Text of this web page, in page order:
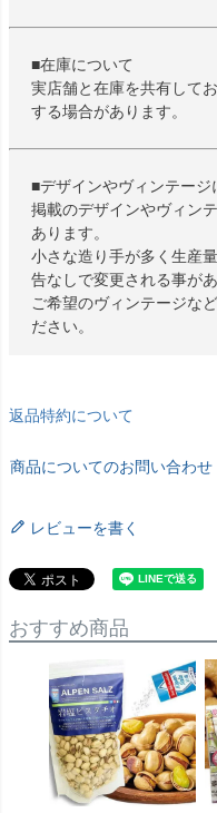
■在庫について
実店舗と在庫を共有して
する場合があります。
■デザインやヴィンテージ
掲載のデザインやヴィン
あります。
小さな造り手が多く生産
告なしで変更される事があ
ご希望のヴィンテージな
ださい。
返品特約について
商品についてのお問い合わせ
レビューを書く
おすすめ商品